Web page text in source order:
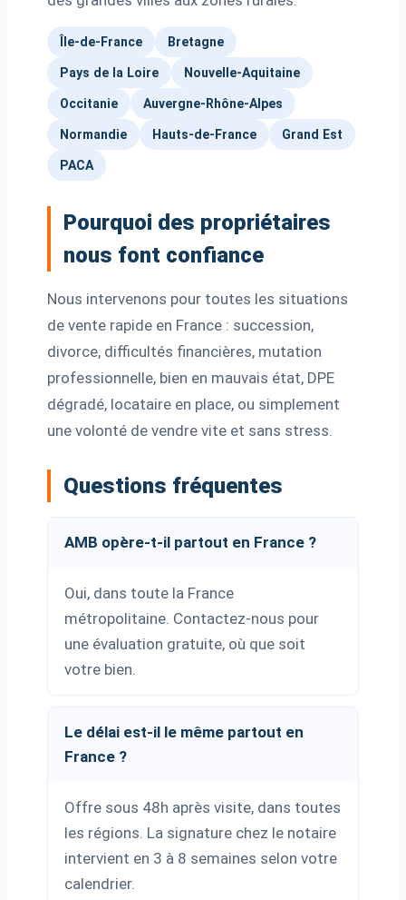
Île-de-France Bretagne
Pays de la Loire Nouvelle-Aquitaine
Occitanie Auvergne-Rhône-Alpes
Normandie Hauts-de-France Grand Est
PACA
Pourquoi des propriétaires
nous font confiance
Nous intervenons pour toutes les situations
de vente rapide en France : succession,
divorce, difficultés financières, mutation
professionnelle, bien en mauvais état, DPE
dégradé, locataire en place, ou simplement
une volonté de vendre vite et sans stress.
Questions fréquentes
AMB opère-t-il partout en France ?
Oui, dans toute la France
métropolitaine. Contactez-nous pour
une évaluation gratuite, où que soit
votre bien.
Le délai est-il le même partout en
France ?
Offre sous 48h après visite, dans toutes
les régions. La signature chez le notaire
intervient en 3 à 8 semaines selon votre
calendrier.